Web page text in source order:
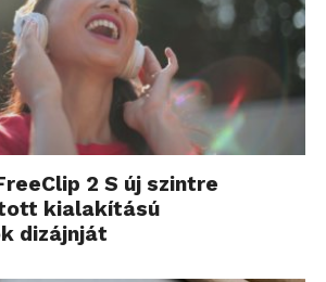
2 S új szintre
kialakítású
dizájnját